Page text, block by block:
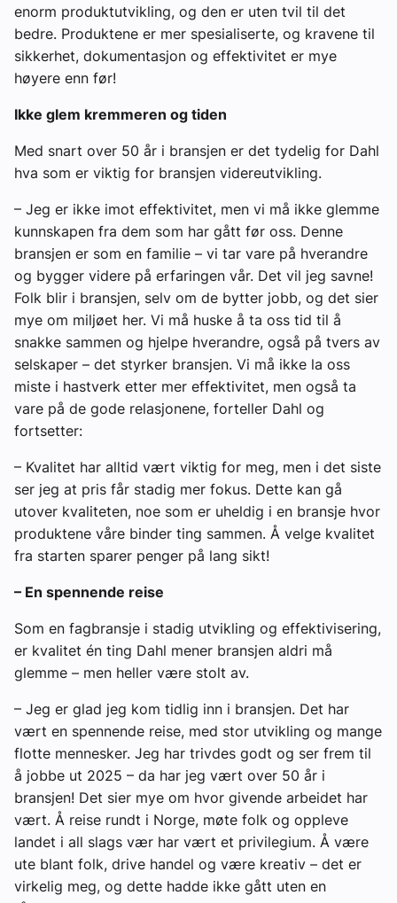
enorm produktutvikling, og den er uten tvil til det
bedre. Produktene er mer spesialiserte, og kravene til
sikkerhet, dokumentasjon og effektivitet er mye
høyere enn før!
Ikke glem kremmeren og tiden
Med snart over 50 år i bransjen er det tydelig for Dahl
hva som er viktig for bransjen videreutvikling.
– Jeg er ikke imot effektivitet, men vi må ikke glemme
kunnskapen fra dem som har gått før oss. Denne
bransjen er som en familie – vi tar vare på hverandre
og bygger videre på erfaringen vår. Det vil jeg savne!
Folk blir i bransjen, selv om de bytter jobb, og det sier
mye om miljøet her. Vi må huske å ta oss tid til å
snakke sammen og hjelpe hverandre, også på tvers av
selskaper – det styrker bransjen. Vi må ikke la oss
miste i hastverk etter mer effektivitet, men også ta
vare på de gode relasjonene, forteller Dahl og
fortsetter:
– Kvalitet har alltid vært viktig for meg, men i det siste
ser jeg at pris får stadig mer fokus. Dette kan gå
utover kvaliteten, noe som er uheldig i en bransje hvor
produktene våre binder ting sammen. Å velge kvalitet
fra starten sparer penger på lang sikt!
– En spennende reise
Som en fagbransje i stadig utvikling og effektivisering,
er kvalitet én ting Dahl mener bransjen aldri må
glemme – men heller være stolt av.
– Jeg er glad jeg kom tidlig inn i bransjen. Det har
vært en spennende reise, med stor utvikling og mange
flotte mennesker. Jeg har trivdes godt og ser frem til
å jobbe ut 2025 – da har jeg vært over 50 år i
bransjen! Det sier mye om hvor givende arbeidet har
vært. Å reise rundt i Norge, møte folk og oppleve
landet i all slags vær har vært et privilegium. Å være
ute blant folk, drive handel og være kreativ – det er
virkelig meg, og dette hadde ikke gått uten en